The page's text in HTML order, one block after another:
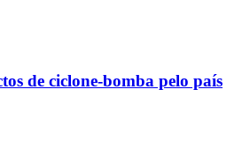
de ciclone-bomba pelo país